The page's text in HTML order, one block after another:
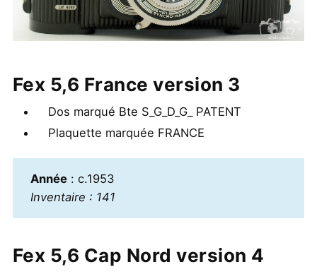
Fex 5,6 France version 3
Dos marqué Bte S_G_D_G_ PATENT
Plaquette marquée FRANCE
Année: c.1953
Inventaire : 141
Fex 5,6 Cap Nord version 4